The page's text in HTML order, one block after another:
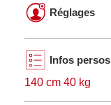
Réglages
Infos persos
140 cm 40 kg